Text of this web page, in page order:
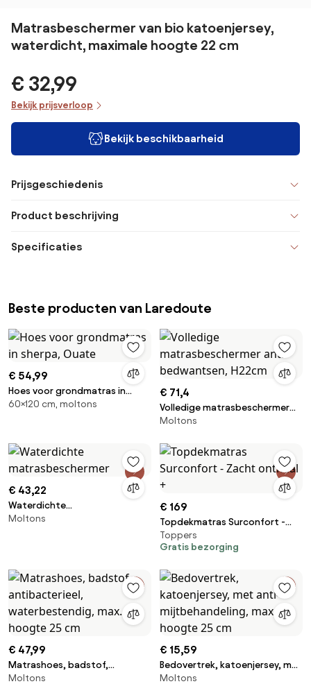
Matrasbeschermer van bio katoenjersey,
waterdicht, maximale hoogte 22 cm
€ 32,99
Bekijk prijsverloop
Bekijk beschikbaarheid
Prijsgeschiedenis
Product beschrijving
Specificaties
Beste producten van Laredoute
€ 54,99
Hoes voor grondmatras in
sherpa, Ouate
60×120 cm, moltons
€ 71,4
Volledige matrasbeschermer
anti-bedwantsen, H22cm
Moltons
€ 43,22
Waterdichte
matrasbeschermer
Moltons
€ 169
Topdekmatras Surconfort -
Zacht onthaal +
Toppers
Gratis bezorging
€ 47,99
Matrashoes, badstof,
antibacterieel,
Moltons
€ 15,59
Bedovertrek, katoenjersey, met
anti-mijtbehandeling, max.
Moltons